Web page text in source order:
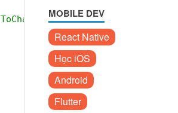
để chuyển đổi
MOBILE DEV
React Native
Học iOS
Android
Flutter